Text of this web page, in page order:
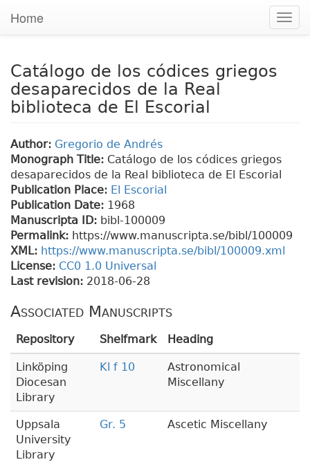
Home
Catálogo de los códices griegos
desaparecidos de la Real
biblioteca de El Escorial
Author: Gregorio de Andrés
Monograph Title: Catálogo de los códices griegos
desaparecidos de la Real biblioteca de El Escorial
Publication Place: El Escorial
Publication Date: 1968
Manuscripta ID: bibl-100009
Permalink: https://www.manuscripta.se/bibl/100009
XML: https://www.manuscripta.se/bibl/100009.xml
License: CC0 1.0 Universal
Last revision: 2018-06-28
Associated Manuscripts
Repository Shelfmark Heading
Linköping
Diocesan
Library
Kl f 10
Astronomical
Miscellany
Uppsala
University
Library
Gr. 5 Ascetic Miscellany